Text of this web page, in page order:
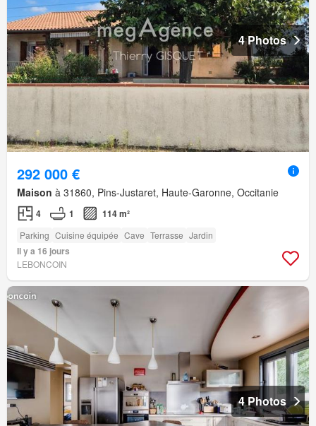
4 Photos
292 000 €
Maison à 31860, Pins-Justaret, Haute-Garonne, Occitanie
4 1 114 m²
Parking Cuisine équipée Cave Terrasse Jardin
Il y a 16 jours
LEBONCOIN
4 Photos